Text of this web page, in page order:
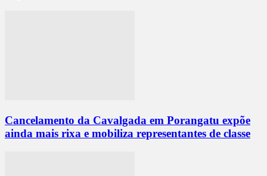
Cancelamento da Cavalgada em Porangatu expõe
ainda mais rixa e mobiliza representantes de classe